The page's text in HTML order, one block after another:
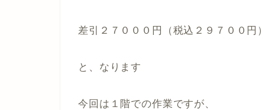
差引２７０００円（税込２９７００円
と、なります
今回は１階での作業ですが、